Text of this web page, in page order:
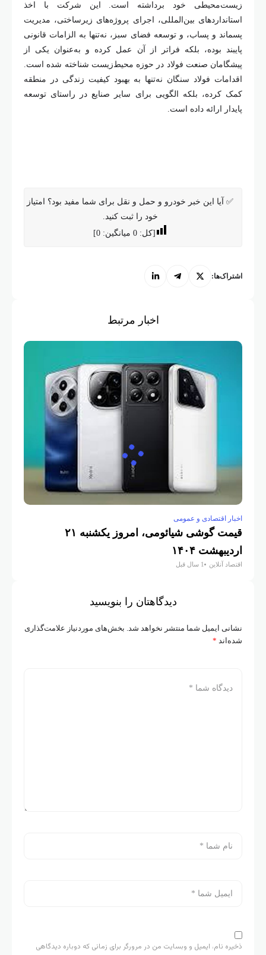
زیستمحیطی خود برداشته است. این شرکت با اخذ
استانداردهای بین المللی، اجرای پروژههای زیرساختی، مدیریت
پسماند و پساب، و توسعه فضای سبز، نهتنها به الزامات قانونی
پایبند بوده، بلکه فراتر از آن عمل کرده و بهعنوان یکی از
پیشگامان صنعت فولاد در حوزه محیطزیست شناخته شده است.
اقدامات فولاد سنگان نهتنها به بهبود کیفیت زندگی در منطقه
کمک کرده، بلکه الگویی برای سایر صنایع در راستای توسعه
پایدار ارائه داده است.
✅ آیا این خبر خودرو و حمل و نقل برای شما مفید بود؟ امتیاز
خود را ثبت کنید.
[کل:0 میانگین:0
]
اشتراک‌ها:
اخبار مرتبط
اخبار اقتصادی و عمومی
قیمت گوشی شیائومی، امروز یکشنبه ۲۱
اردیبهشت ۱۴۰۴
اقتصاد آنلاین 1 سال قبل
دیدگاهتان را بنویسید
نشانی ایمیل شما منتشر نخواهد شد. بخش‌های موردنیاز علامت‌گذاری
شده‌اند *
ذخیره نام، ایمیل و وبسایت من در مرورگر برای زمانی که دوباره دیدگاهی